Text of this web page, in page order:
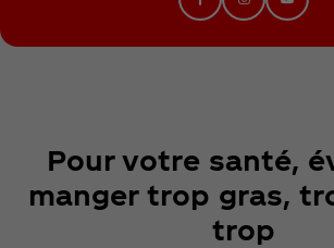
Pour votre santé,
manger trop gras,
trop